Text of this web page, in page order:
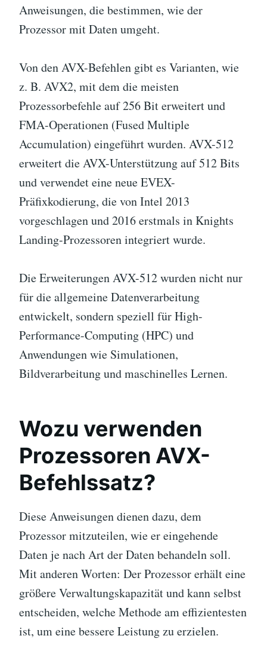
Anweisungen, die bestimmen, wie der
Prozessor mit Daten umgeht.
Von den AVX-Befehlen gibt es Varianten, wie
z. B. AVX2, mit dem die meisten
Prozessorbefehle auf 256 Bit erweitert und
FMA-Operationen (Fused Multiple
Accumulation) eingeführt wurden. AVX-512
erweitert die AVX-Unterstützung auf 512 Bits
und verwendet eine neue EVEX-
Präfixkodierung, die von Intel 2013
vorgeschlagen und 2016 erstmals in Knights
Landing-Prozessoren integriert wurde.
Die Erweiterungen AVX-512 wurden nicht nur
für die allgemeine Datenverarbeitung
entwickelt, sondern speziell für High-
Performance-Computing (HPC) und
Anwendungen wie Simulationen,
Bildverarbeitung und maschinelles Lernen.
Wozu verwenden
Prozessoren AVX-
Befehlssatz?
Diese Anweisungen dienen dazu, dem
Prozessor mitzuteilen, wie er eingehende
Daten je nach Art der Daten behandeln soll.
Mit anderen Worten: Der Prozessor erhält eine
größere Verwaltungskapazität und kann selbst
entscheiden, welche Methode am effizientesten
ist, um eine bessere Leistung zu erzielen.